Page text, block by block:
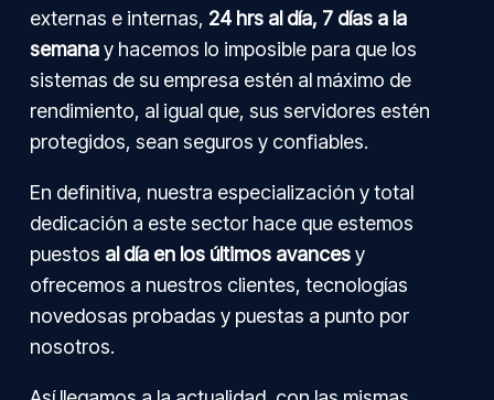
externas e internas, 24 hrs al día, 7 días a la
semanay hacemos lo imposible para que los
sistemas de su empresa estén al máximo de
rendimiento, al igual que, sus servidores estén
protegidos, sean seguros y confiables.
En definitiva, nuestra especialización y total
dedicación a este sector hace que estemos
puestos al día en los últimos avancesy
ofrecemos a nuestros clientes, tecnologías
novedosas probadas y puestas a punto por
nosotros.